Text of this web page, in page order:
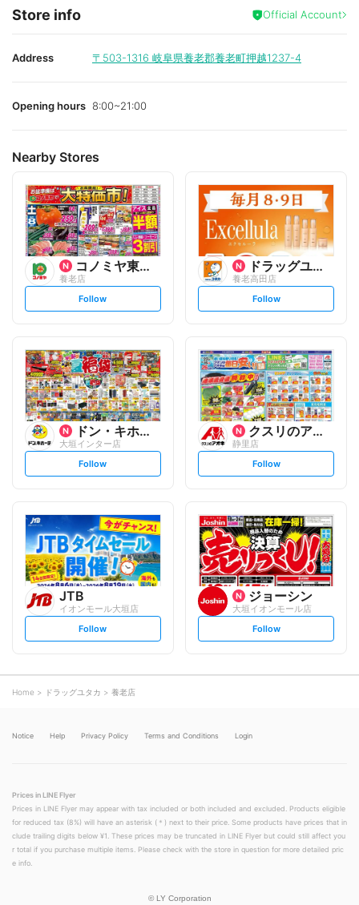
Store info Official Account
Address 〒503-1316 岐阜県養老郡養老町押越1237-4
Opening hours 8:00~21:00
Nearby Stores
コノミヤ東海事業本部
養老店
s
t
l
o
w
Follow
ドラッグユタカ
養老高田店
s
t
l
o
w
Follow
ドン・キホーテ
大垣インター店
s
t
l
w
Follow
クスリのアオキ
静里店
s
t
l
o
w
Follow
JTB
イオンモール大垣店
s
t
o
w
Follow
ジョーシン
大垣イオンモール店
s
t
Follow
Home ドラッグユタカ 養老店
Notice Help Privacy Policy Terms and Conditions Login
Prices in LINE Flyer
Prices in LINE Flyer may appear with tax included or both included and excluded. Products eligible
for reduced tax (8%) will have an asterisk (＊) next to their price. Some products have prices that in
clude trailing digits below ¥1. These prices may be truncated in LINE Flyer but could still affect you
r total if you purchase multiple items. Please check with the store in question for more detailed pric
e info.
© LY Corporation